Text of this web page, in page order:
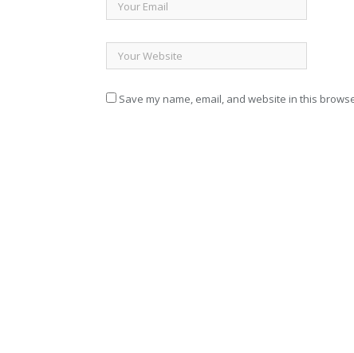
Save my name, email, and website in this